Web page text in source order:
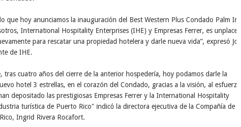
que hoy anunciamos la inauguración del Best Western Plus Condado Palm Inn
, International Hospitality Enterprises (IHE) y Empresas Ferrer, es unplacer
para rescatar una propiedad hotelera y darle nueva vida”, expresó Jose
de IHE.
tras cuatro años del cierre de la anterior hospedería, hoy podamos darle la
hotel 3 estrellas, en el corazón del Condado, gracias a la visión, al esfuerzo
depositado las prestigiosas Empresas Ferrer y la International Hospitality
turística de Puerto Rico" indicó la directora ejecutiva de la Compañía de
Ingrid Rivera Rocafort.